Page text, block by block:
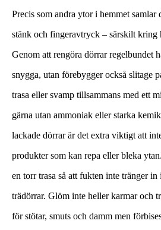
Precis som andra ytor i hemmet samlar
stänk och fingeravtryck – särskilt kring
Genom att rengöra dörrar regelbundet
snygga, utan förebygger också slitage
trasa eller svamp tillsammans med ett
gärna utan ammoniak eller starka
lackade dörrar är det extra viktigt att
produkter som kan repa eller bleka
en torr trasa så att fukten inte tränger
trädörrar. Glöm inte heller karmar och
för stötar, smuts och damm men